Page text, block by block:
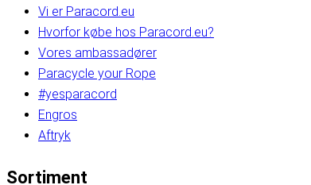
Vi er Paracord.eu
Hvorfor købe hos Paracord.eu?
Vores ambassadører
Paracycle your Rope
#yesparacord
Engros
Aftryk
Sortiment